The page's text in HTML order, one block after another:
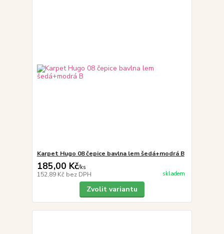
Karpet Hugo 08 čepice bavlna lem šedá+modrá B
185,00 Kč/ks
152,89 Kč bez DPH skladem
Zvolit variantu